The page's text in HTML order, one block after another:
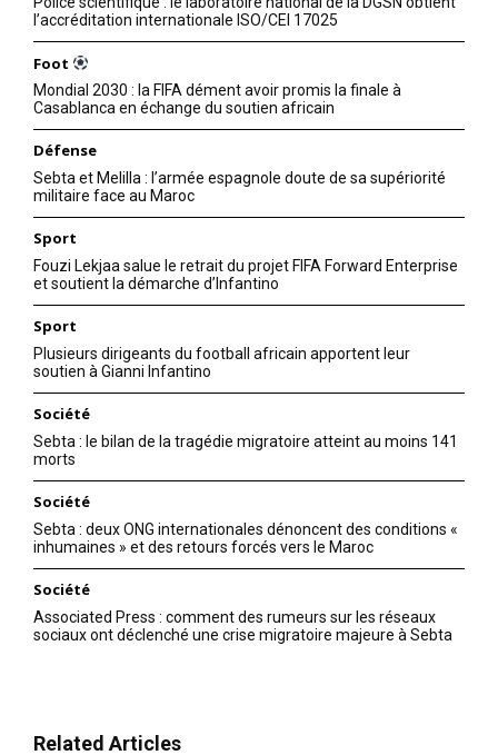
l’accréditation internationale ISO/CEI 17025
Foot
Mondial 2030 : la FIFA dément avoir promis la finale à
Casablanca en échange du soutien africain
Défense
Sebta et Melilla : l’armée espagnole doute de sa supériorité
militaire face au Maroc
Sport
Fouzi Lekjaa salue le retrait du projet FIFA Forward Enterprise
et soutient la démarche d’Infantino
Sport
Plusieurs dirigeants du football africain apportent leur
soutien à Gianni Infantino
Société
Sebta : le bilan de la tragédie migratoire atteint au moins 141
morts
Société
Sebta : deux ONG internationales dénoncent des conditions «
inhumaines » et des retours forcés vers le Maroc
Société
Associated Press : comment des rumeurs sur les réseaux
sociaux ont déclenché une crise migratoire majeure à Sebta
Related Articles